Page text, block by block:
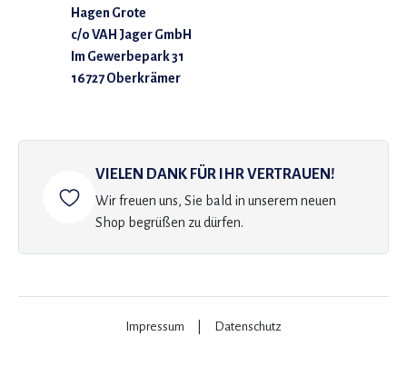
Hagen Grote
c/o VAH Jager GmbH
Im Gewerbepark 31
16727 Oberkrämer
VIELEN DANK FÜR IHR VERTRAUEN!
Wir freuen uns, Sie bald in unserem neuen
Shop begrüßen zu dürfen.
Impressum Datenschutz